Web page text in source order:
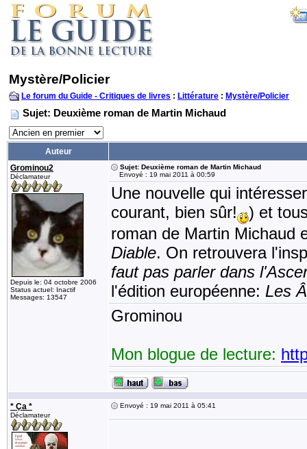
Mystère/Policier
Le forum du Guide - Critiques de livres : Littérature : Mystère/Policier
Sujet: Deuxième roman de Martin Michaud
Auteur
Grominou2
Déclamateur
Depuis le: 04 octobre 2006
Status actuel: Inactif
Messages: 13547
Sujet: Deuxième roman de Martin Michaud
Envoyé : 19 mai 2011 à 00:59
Une nouvelle qui
courant, bien sûr!
) et
roman de Martin Michaud
Diable. On retrouvera
faut pas parler dans
l'édition européenne: Les
Grominou
Mon blogue de lecture:
* Ça *
Déclamateur
Envoyé : 19 mai 2011 à 05:41